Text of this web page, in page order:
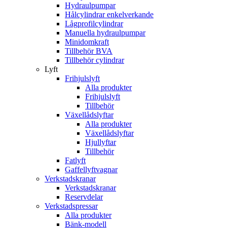
Hydraulpumpar
Hålcylindrar enkelverkande
Lågprofilcylindrar
Manuella hydraulpumpar
Minidomkraft
Tillbehör BVA
Tillbehör cylindrar
Lyft
Frihjulslyft
Alla produkter
Frihjulslyft
Tillbehör
Växellådslyftar
Alla produkter
Växellådslyftar
Hjullyftar
Tillbehör
Fatlyft
Gaffellyftvagnar
Verkstadskranar
Verkstadskranar
Reservdelar
Verkstadspressar
Alla produkter
Bänk-modell